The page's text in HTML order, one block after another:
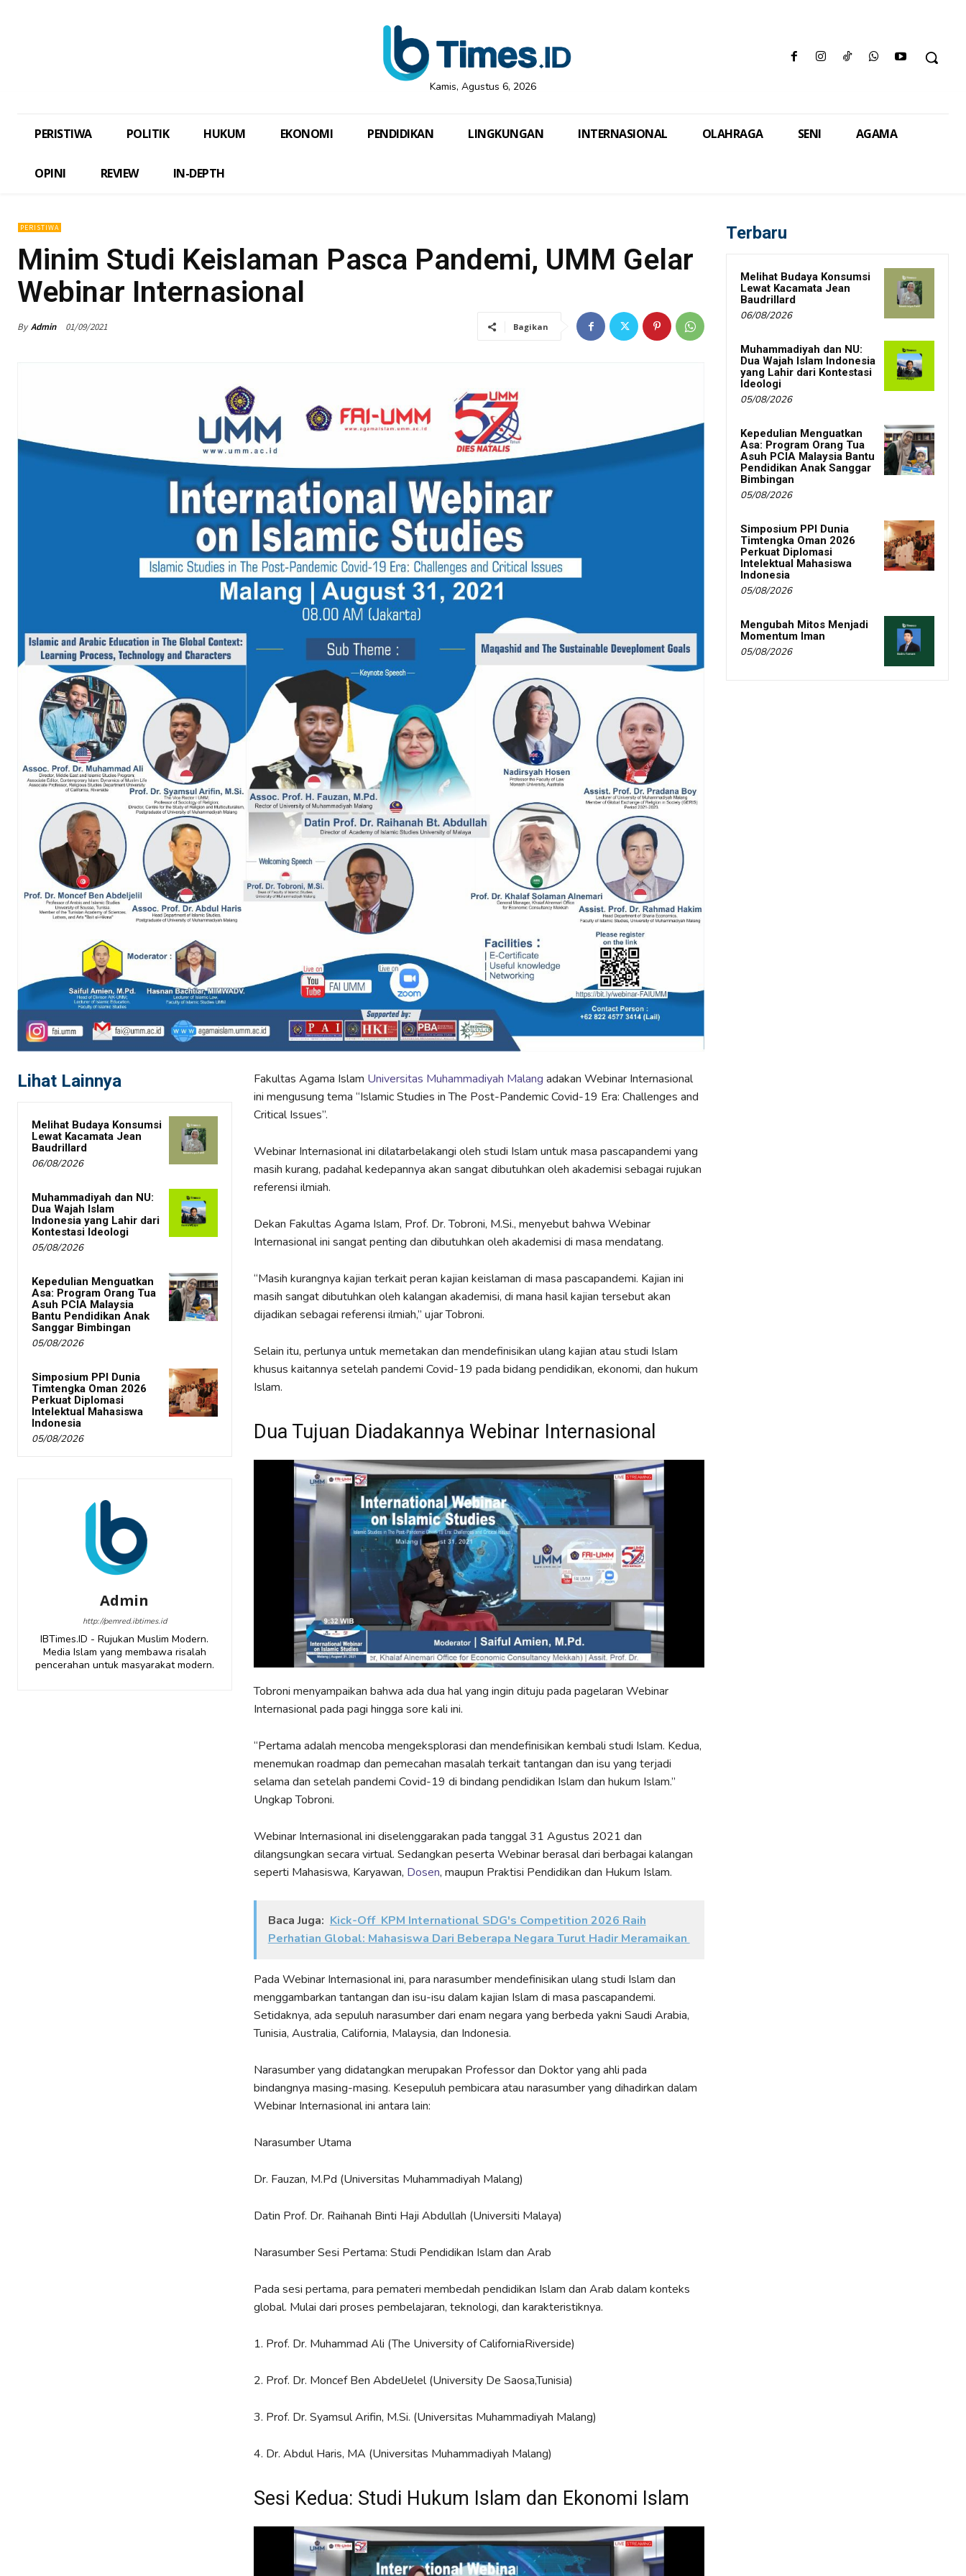
Kamis, Agustus 6, 2026
PERISTIWA POLITIK HUKUM EKONOMI PENDIDIKAN LINGKUNGAN INTERNASIONAL OLAHRAGA SENI AGAMA
OPINI REVIEW IN-DEPTH
PERISTIWA
Minim Studi Keislaman Pasca Pandemi, UMM Gelar
Webinar Internasional
By Admin 01/09/2021 Bagikan
Lihat Lainnya
Melihat Budaya Konsumsi
Lewat Kacamata Jean
Baudrillard
06/08/2026
Muhammadiyah dan NU:
Dua Wajah Islam
Indonesia yang Lahir dari
Kontestasi Ideologi
05/08/2026
Kepedulian Menguatkan
Asa: Program Orang Tua
Asuh PCIA Malaysia
Bantu Pendidikan Anak
Sanggar Bimbingan
05/08/2026
Simposium PPI Dunia
Timtengka Oman 2026
Perkuat Diplomasi
Intelektual Mahasiswa
Indonesia
05/08/2026
Admin
http://pemred.ibtimes.id
IBTimes.ID - Rujukan Muslim Modern.
Media Islam yang membawa risalah
pencerahan untuk masyarakat modern.
Fakultas Agama Islam Universitas Muhammadiyah Malang adakan Webinar Internasional
ini mengusung tema “Islamic Studies in The Post-Pandemic Covid-19 Era: Challenges and
Critical Issues”.
Webinar Internasional ini dilatarbelakangi oleh studi Islam untuk masa pascapandemi yang
masih kurang, padahal kedepannya akan sangat dibutuhkan oleh akademisi sebagai rujukan
referensi ilmiah.
Dekan Fakultas Agama Islam, Prof. Dr. Tobroni, M.Si., menyebut bahwa Webinar
Internasional ini sangat penting dan dibutuhkan oleh akademisi di masa mendatang.
“Masih kurangnya kajian terkait peran kajian keislaman di masa pascapandemi. Kajian ini
masih sangat dibutuhkan oleh kalangan akademisi, di mana hasil kajian tersebut akan
dijadikan sebagai referensi ilmiah,” ujar Tobroni.
Selain itu, perlunya untuk memetakan dan mendefinisikan ulang kajian atau studi Islam
khusus kaitannya setelah pandemi Covid-19 pada bidang pendidikan, ekonomi, dan hukum
Islam.
Dua Tujuan Diadakannya Webinar Internasional
Tobroni menyampaikan bahwa ada dua hal yang ingin dituju pada pagelaran Webinar
Internasional pada pagi hingga sore kali ini.
“Pertama adalah mencoba mengeksplorasi dan mendefinisikan kembali studi Islam. Kedua,
menemukan roadmap dan pemecahan masalah terkait tantangan dan isu yang terjadi
selama dan setelah pandemi Covid-19 di bindang pendidikan Islam dan hukum Islam.”
Ungkap Tobroni.
Webinar Internasional ini diselenggarakan pada tanggal 31 Agustus 2021 dan
dilangsungkan secara virtual. Sedangkan peserta Webinar berasal dari berbagai kalangan
seperti Mahasiswa, Karyawan, Dosen, maupun Praktisi Pendidikan dan Hukum Islam.
Baca Juga: Kick-Off KPM International SDG's Competition 2026 Raih
Perhatian Global: Mahasiswa Dari Beberapa Negara Turut Hadir Meramaikan
Pada Webinar Internasional ini, para narasumber mendefinisikan ulang studi Islam dan
menggambarkan tantangan dan isu-isu dalam kajian Islam di masa pascapandemi.
Setidaknya, ada sepuluh narasumber dari enam negara yang berbeda yakni Saudi Arabia,
Tunisia, Australia, California, Malaysia, dan Indonesia.
Narasumber yang didatangkan merupakan Professor dan Doktor yang ahli pada
bindangnya masing-masing. Kesepuluh pembicara atau narasumber yang dihadirkan dalam
Webinar Internasional ini antara lain:
Narasumber Utama
Dr. Fauzan, M.Pd (Universitas Muhammadiyah Malang)
Datin Prof. Dr. Raihanah Binti Haji Abdullah (Universiti Malaya)
Narasumber Sesi Pertama: Studi Pendidikan Islam dan Arab
Pada sesi pertama, para pemateri membedah pendidikan Islam dan Arab dalam konteks
global. Mulai dari proses pembelajaran, teknologi, dan karakteristiknya.
1. Prof. Dr. Muhammad Ali (The University of CaliforniaRiverside)
2. Prof. Dr. Moncef Ben AbdelJelel (University De Saosa,Tunisia)
3. Prof. Dr. Syamsul Arifin, M.Si. (Universitas Muhammadiyah Malang)
4. Dr. Abdul Haris, MA (Universitas Muhammadiyah Malang)
Sesi Kedua: Studi Hukum Islam dan Ekonomi Islam
Terbaru
Melihat Budaya Konsumsi
Lewat Kacamata Jean
Baudrillard
06/08/2026
Muhammadiyah dan NU:
Dua Wajah Islam Indonesia
yang Lahir dari Kontestasi
Ideologi
05/08/2026
Kepedulian Menguatkan
Asa: Program Orang Tua
Asuh PCIA Malaysia Bantu
Pendidikan Anak Sanggar
Bimbingan
05/08/2026
Simposium PPI Dunia
Timtengka Oman 2026
Perkuat Diplomasi
Intelektual Mahasiswa
Indonesia
05/08/2026
Mengubah Mitos Menjadi
Momentum Iman
05/08/2026